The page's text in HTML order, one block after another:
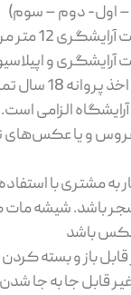
اول- دوم – سوم)
12 متر مربع
و اپیلاسیون 18 متر
سال تمام است.
الزامی است.
و یا عکس‌های
مشتری با استفاده
باشد. شیشه
باشد
قابل باز و بسته
قابل جا به جا شدن